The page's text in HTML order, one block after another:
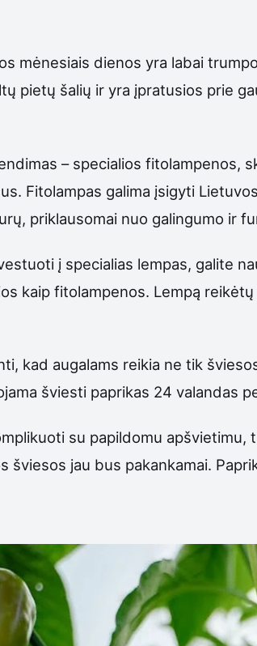
mėnesiais dienos yra labai
pietų šalių ir yra įpratusios prie
– specialios fitolampenos,
Fitolampas galima įsigyti
priklausomai nuo galingumo ir
į specialias lempas, galite
kaip fitolampenos. Lempą
kad augalams reikia ne tik
šviesti paprikas 24 valandas
su papildomu apšvietimu,
šviesos jau bus pakankamai.